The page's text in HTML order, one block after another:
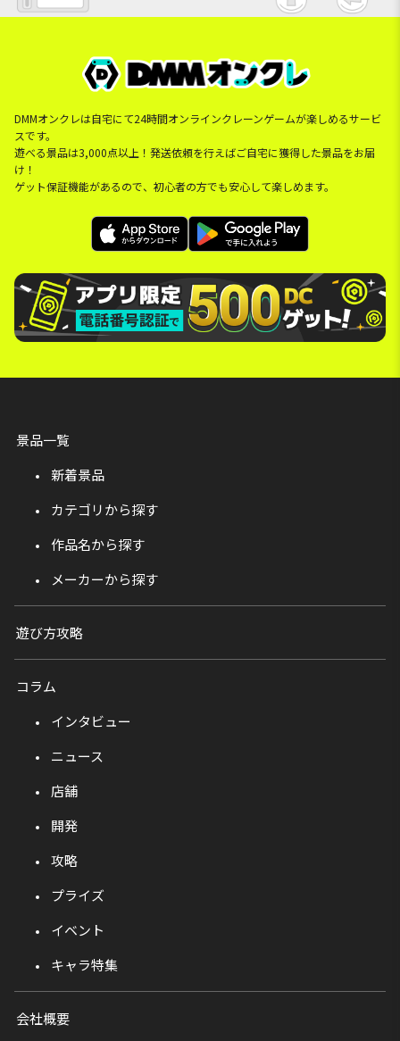
DMMオンクレは自宅にて24時間オンラインクレーンゲームが楽しめるサービ
スです。
遊べる景品は3,000点以上！発送依頼を行えばご自宅に獲得した景品をお届
け！
ゲット保証機能があるので、初心者の方でも安心して楽しめます。
景品一覧
新着景品
カテゴリから探す
作品名から探す
メーカーから探す
遊び方攻略
コラム
インタビュー
ニュース
店舗
開発
攻略
プライズ
イベント
キャラ特集
会社概要